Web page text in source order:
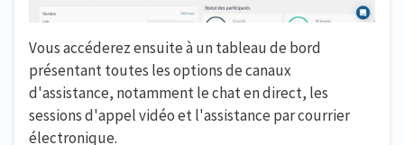
Vous accéderez ensuite à un tableau de bord
présentant toutes les options de canaux
d'assistance, notamment le chat en direct, les
sessions d'appel vidéo et l'assistance par courrier
électronique.